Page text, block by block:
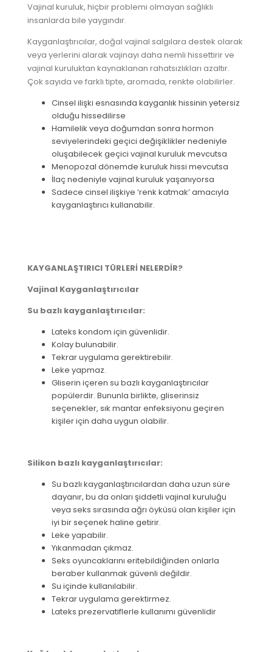
Vajinal kuruluk, hiçbir problemi olmayan sağlıklı
insanlarda bile yaygındır.
Kayganlaştırıcılar, doğal vajinal salgılara destek olarak
veya yerlerini alarak vajinayı daha nemli hissettirir ve
vajinal kuruluktan kaynaklanan rahatsızlıkları azaltır.
Çok sayıda ve farklı tipte, aromada, renkte olabilirler.
Cinsel ilişki esnasında kayganlık hissinin yetersiz
olduğu hissedilirse
Hamilelik veya doğumdan sonra hormon
seviyelerindeki geçici değişiklikler nedeniyle
oluşabilecek geçici vajinal kuruluk mevcutsa
Menopozal dönemde kuruluk hissi mevcutsa
İlaç nedeniyle vajinal kuruluk yaşanıyorsa
Sadece cinsel ilişkiye ‘renk katmak’ amacıyla
kayganlaştırıcı kullanabilir.
KAYGANLAŞTIRICI TÜRLERİ NELERDİR?
Vajinal Kayganlaştırıcılar
Su bazlı kayganlaştırıcılar:
Lateks kondom için güvenlidir.
Kolay bulunabilir.
Tekrar uygulama gerektirebilir.
Leke yapmaz.
Gliserin içeren su bazlı kayganlaştırıcılar
popülerdir. Bununla birlikte, gliserinsiz
seçenekler, sık mantar enfeksiyonu geçiren
kişiler için daha uygun olabilir.
Silikon bazlı kayganlaştırıcılar:
Su bazlı kayganlaştırıcılardan daha uzun süre
dayanır, bu da onları şiddetli vajinal kuruluğu
veya seks sırasında ağrı öyküsü olan kişiler için
iyi bir seçenek haline getirir.
Leke yapabilir.
Yıkanmadan çıkmaz.
Seks oyuncaklarını eritebildiğinden onlarla
beraber kullanmak güvenli değildir.
Su içinde kullanılabilir.
Tekrar uygulama gerektirmez.
Lateks prezervatiflerle kullanımı güvenlidir